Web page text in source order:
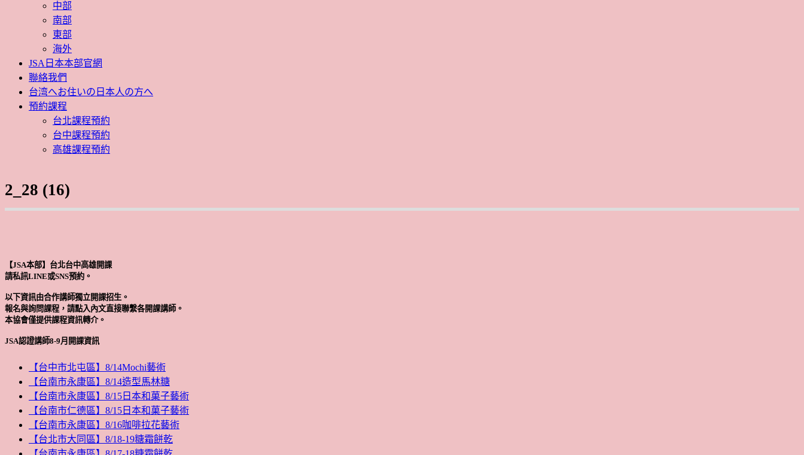
中部
南部
東部
海外
JSA日本本部官網
聯絡我們
台湾へお住いの日本人の方へ
預約課程
台北課程預約
台中課程預約
高雄課程預約
2_28 (16)
【JSA本部】台北台中高雄開課
請私訊LINE或SNS預約。
以下資訊由合作講師獨立開課招生。
報名與詢問課程，請點入內文直接聯繫各開課講師。
本協會僅提供課程資訊轉介。
JSA認證講師8-9月開課資訊
【台中市北屯區】8/14Mochi藝術
【台南市永康區】8/14造型馬林糖
【台南市永康區】8/15日本和菓子藝術
【台南市仁德區】8/15日本和菓子藝術
【台南市永康區】8/16咖啡拉花藝術
【台北市大同區】8/18-19糖霜餅乾